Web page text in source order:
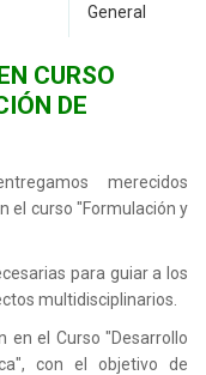
General
CURSO
DE
merecidos
el curso "Formulación y
para guiar a los
multidisciplinarios.
en el Curso "Desarrollo
con el objetivo de